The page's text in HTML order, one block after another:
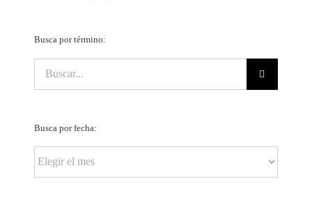
Busca por término:
Busca por fecha:
por